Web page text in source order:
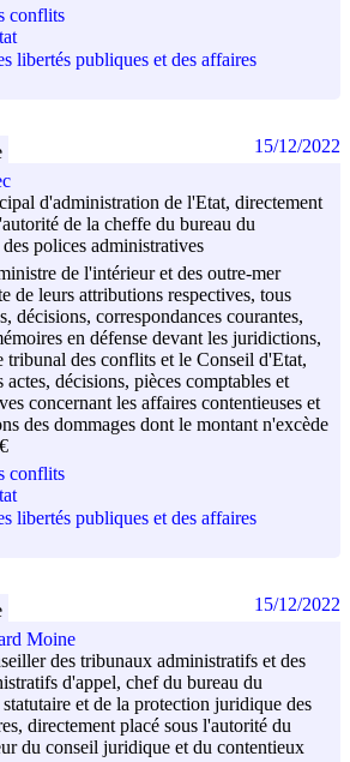
conflits
libertés publiques et des affaires
d'administration de l'Etat, directement
de la cheffe du bureau du
polices administratives
de l'intérieur et des outre-mer
de leurs attributions respectives, tous
décisions, correspondances courantes,
en défense devant les juridictions,
tribunal des conflits et le Conseil d'Etat,
actes, décisions, pièces comptables et
concernant les affaires contentieuses et
des dommages dont le montant n'excède
conflits
libertés publiques et des affaires
15/12/2022
Moine
des tribunaux administratifs et des
d'appel, chef du bureau du
et de la protection juridique des
directement placé sous l'autorité du
du conseil juridique et du contentieux
15/12/2022